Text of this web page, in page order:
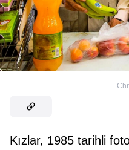
Kızlar, 1985 tarihli